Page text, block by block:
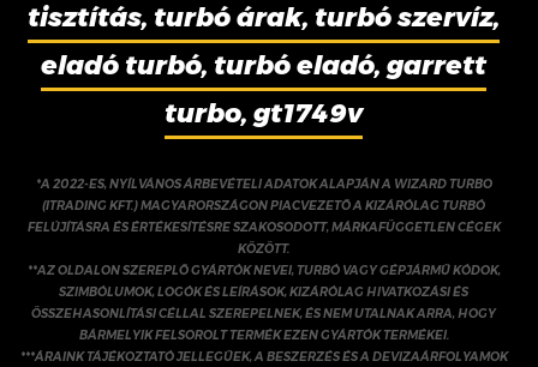
tisztítás, turbó árak, turbó szervíz,
eladó turbó, turbó eladó, garrett
turbo, gt1749v
*A 2022-ES, NYÍLVÁNOS ÁRBEVÉTELI ADATOK ALAPJÁN A WIZARD TURBO
(ITRADING KFT.) MAGYARORSZÁGON PIACVEZETŐ A KIZÁRÓLAG TURBÓ
FELÚJÍTÁSRA ÉS ÉRTÉKESÍTÉSRE SZAKOSODOTT, MÁRKAFÜGGETLEN CÉGEK
KÖZÖTT.
**AZ OLDALON SZEREPLŐ GYÁRTÓK NEVEI, TURBÓ VAGY GÉPJÁRMŰ KÓDOK,
SZIMBÓLUMOK, LOGÓK ÉS LEÍRÁSOK, KIZÁRÓLAG HIVATKOZÁSI ÉS
ÖSSZEHASONLÍTÁSI CÉLLAL SZEREPELNEK, ÉS NEM UTALNAK ARRA, HOGY
BÁRMELYIK FELSOROLT TERMÉK EZEN GYÁRTÓK TERMÉKEI.
***ÁRAINK TÁJÉKOZTATÓ JELLEGŰEK, A BESZERZÉS ÉS A DEVIZAÁRFOLYAMOK